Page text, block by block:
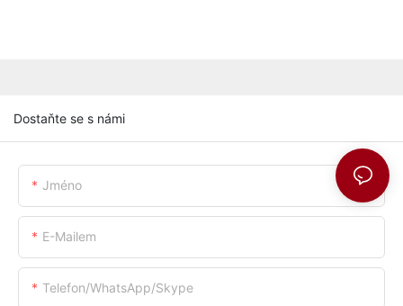
Dostaňte se s námi
Jméno
E-Mailem
Telefon/whatsApp/skype